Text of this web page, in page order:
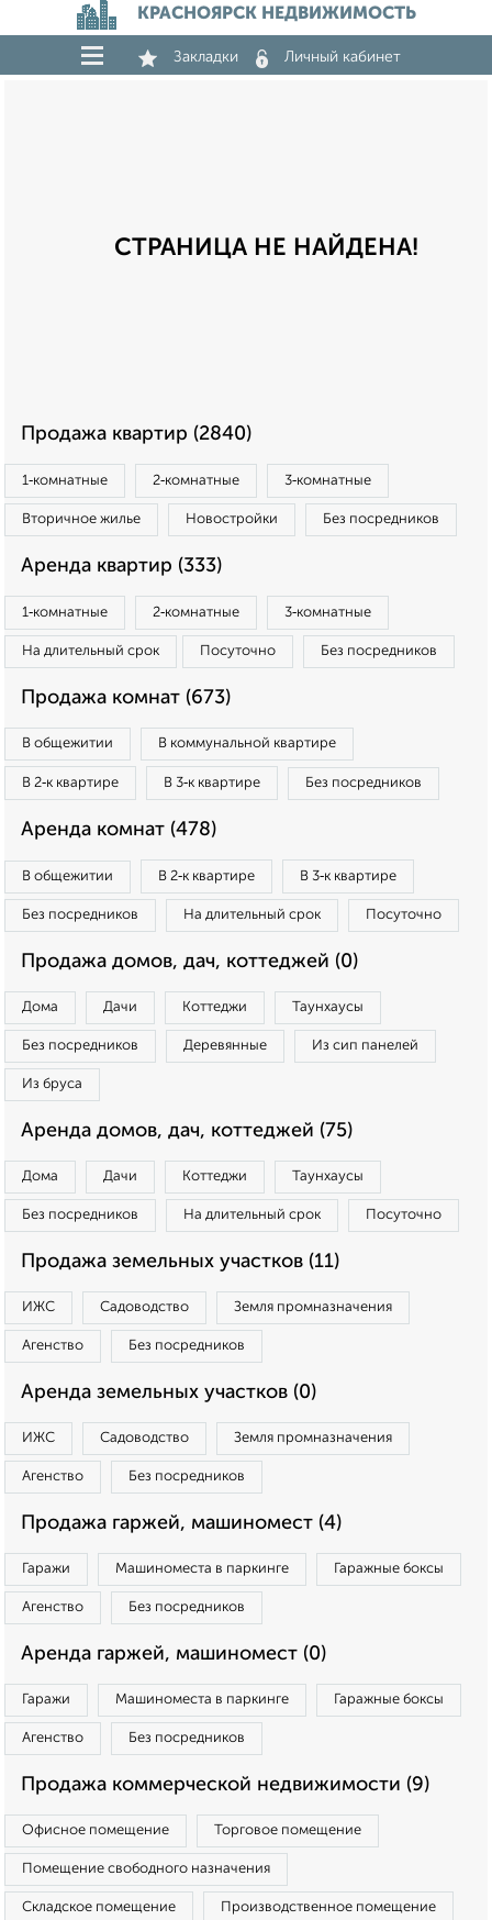
КРАСНОЯРСК НЕДВИЖИМОСТЬ
Закладки Личный кабинет
СТРАНИЦА НЕ НАЙДЕНА!
Продажа квартир (2840)
1‑комнатные 2‑комнатные 3‑комнатные
Вторичное жилье Новостройки Без посредников
Аренда квартир (333)
1‑комнатные 2‑комнатные 3‑комнатные
На длительный срок Посуточно Без посредников
Продажа комнат (673)
В общежитии В коммунальной квартире
В 2‑к квартире В 3‑к квартире Без посредников
Аренда комнат (478)
В общежитии В 2‑к квартире В 3‑к квартире
Без посредников На длительный срок Посуточно
Продажа домов, дач, коттеджей (0)
Дома Дачи Коттеджи Таунхаусы
Без посредников Деревянные Из сип панелей
Из бруса
Аренда домов, дач, коттеджей (75)
Дома Дачи Коттеджи Таунхаусы
Без посредников На длительный срок Посуточно
Продажа земельных участков (11)
ИЖС Садоводство Земля промназначения
Агенство Без посредников
Аренда земельных участков (0)
ИЖС Садоводство Земля промназначения
Агенство Без посредников
Продажа гаржей, машиномест (4)
Гаражи Машиноместа в паркинге Гаражные боксы
Агенство Без посредников
Аренда гаржей, машиномест (0)
Гаражи Машиноместа в паркинге Гаражные боксы
Агенство Без посредников
Продажа коммерческой недвижимости (9)
Офисное помещение Торговое помещение
Помещение свободного назначения
Складское помещение Производственное помещение